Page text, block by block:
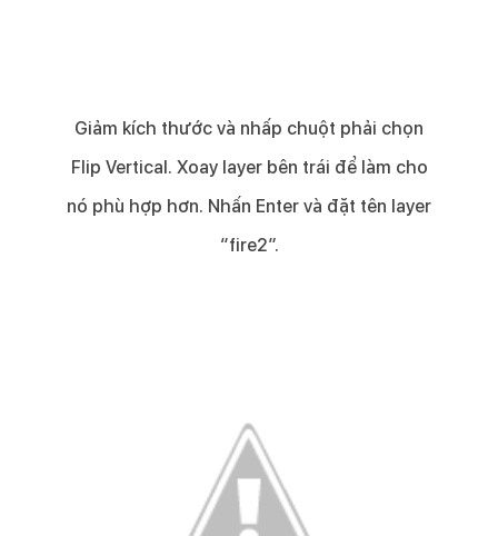
Giảm kích thước và nhấp chuột phải chọn
Flip Vertical. Xoay layer bên trái để làm cho
nó phù hợp hơn. Nhấn Enter và đặt tên layer
“fire2”.​